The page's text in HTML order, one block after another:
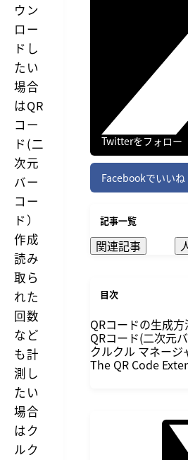
ウン
ロー
ドし
たい
場合
はQR
コー
ド(二
次元
バー
コー
ド）
作成
読み
取ら
れた
回数
など
も計
測し
たい
場合
はク
ルク
Twitterをフォロー
Facebookでいいね
記事一覧
関連記事
目次
QRコードの生成方
QRコード(二次元
クルクル マネージ
The QR Code